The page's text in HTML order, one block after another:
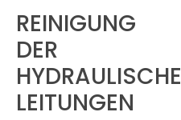
REINIGUNG
DER
LEITUNGEN